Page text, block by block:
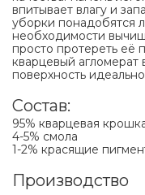
впитывает влагу и
уборки понадобятся
необходимости
просто протереть её
кварцевый агломерат
поверхность
Состав:
95% кварцевая
4-5% смола
1-2% красящие
Производство